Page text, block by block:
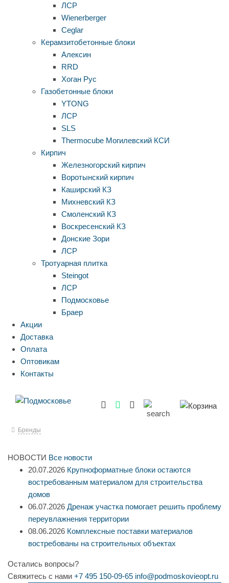
ЛСР
Wienerberger
Ceglar
Керамзитобетонные блоки
Алексин
RRD
Хоган Рус
Газобетонные блоки
YTONG
ЛСР
SLS
Thermocube Могилевский КСИ
Кирпич
Железногорский кирпич
Воротынский кирпич
Каширский КЗ
Михневский КЗ
Смоленский КЗ
Воскресенский КЗ
Донские Зори
ЛСР
Тротуарная плитка
Steingot
ЛСР
Подмосковье
Браер
Акции
Доставка
Оплата
Оптовикам
Контакты
Бренды
НОВОСТИ Все новости
20.07.2026 Крупноформатные блоки остаются
востребованным материалом для строительства
домов
06.07.2026 Дренаж участка помогает решить проблему
переувлажнения территории
08.06.2026 Комплексные поставки материалов
востребованы на строительных объектах
Остались вопросы?
Свяжитесь с нами +7 495 150-09-65 info@podmoskovieopt.ru